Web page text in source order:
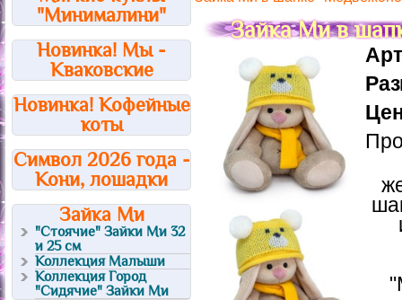
"Минималини"
Новинка! Мы -
Кваковские
Новинка! Кофейные
коты
Символ 2026 года -
Кони, лошадки
Зайка Ми
"Стоячие" Зайки Ми 32
и 25 см
Коллекция Малыши
Коллекция Город
"Сидячие" Зайки Ми
Зайка Ми в